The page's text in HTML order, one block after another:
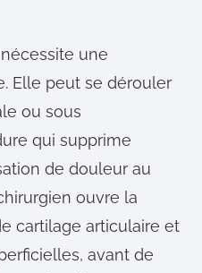
une
Elle peut se dérouler
ou sous
qui supprime
de douleur au
ouvre la
cartilage articulaire et
avant de